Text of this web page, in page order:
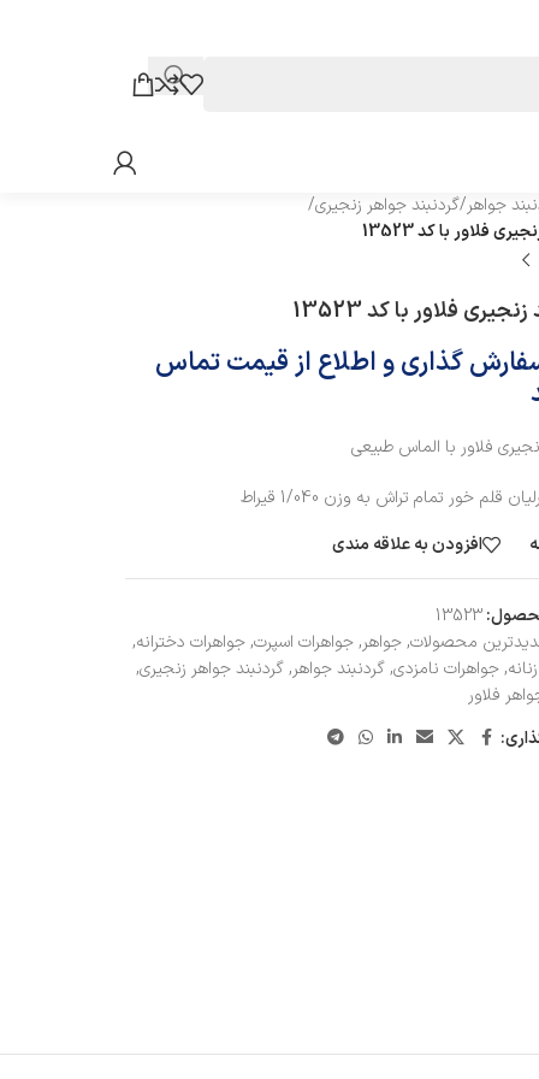
جواهر/گردنبند جواهر زنجیری/
فلاور با کد 13523
فلاور با کد 13523
گذاری و اطلاع از قیمت تماس
فلاور با الماس طبیعی
افزودن به علاقه مندی
13523
محصولات, جواهر, جواهرات اسپرت, جواهرات دخترانه,
, جواهرات نامزدی, گردنبند جواهر, گردنبند جواهر زنجیری,
فلاور